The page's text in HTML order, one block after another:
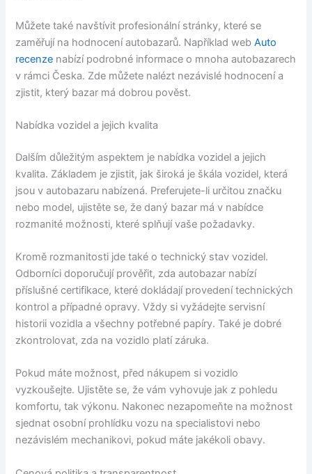
Můžete také navštívit profesionální stránky, které se
zaměřují na hodnocení autobazarů. Například webAuto
recenze nabízí podrobné informace o mnoha autobazarech
v rámci Česka. Zde můžete nalézt nezávislé hodnocení a
zjistit, který bazar má dobrou pověst.
Nabídka vozidel a jejich kvalita
Dalším důležitým aspektem je nabídka vozidel a jejich
kvalita. Základem je zjistit, jak široká je škála vozidel, která
jsou v autobazaru nabízená. Preferujete-li určitou značku
nebo model, ujistěte se, že daný bazar má v nabídce
rozmanité možnosti, které splňují vaše požadavky.
Kromě rozmanitosti jde také o technický stav vozidel.
Odborníci doporučují prověřit, zda autobazar nabízí
příslušné certifikace, které dokládají provedení technických
kontrol a případné opravy. Vždy si vyžádejte servisní
historii vozidla a všechny potřebné papíry. Také je dobré
zkontrolovat, zda na vozidlo platí záruka.
Pokud máte možnost, před nákupem si vozidlo
vyzkoušejte. Ujistěte se, že vám vyhovuje jak z pohledu
komfortu, tak výkonu. Nakonec nezapomeňte na možnost
sjednat osobní prohlídku vozu na specialistovi nebo
nezávislém mechanikovi, pokud máte jakékoli obavy.